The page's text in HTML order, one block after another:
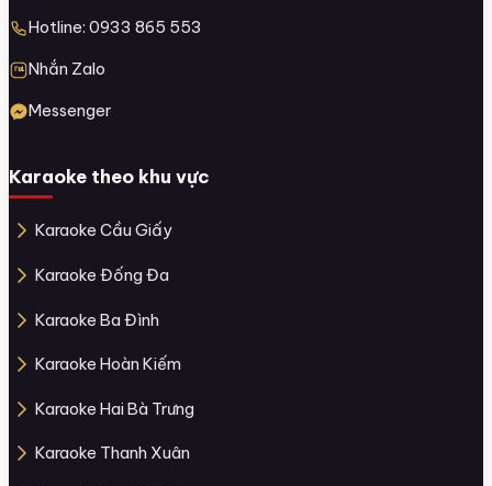
Hotline: 0933 865 553
Nhắn Zalo
Messenger
Karaoke theo khu vực
Karaoke Cầu Giấy
Karaoke Đống Đa
Karaoke Ba Đình
Karaoke Hoàn Kiếm
Karaoke Hai Bà Trưng
Karaoke Thanh Xuân